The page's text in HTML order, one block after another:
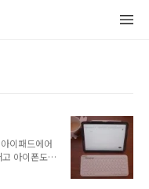
이패드에어
아이폰도
었다. 오래